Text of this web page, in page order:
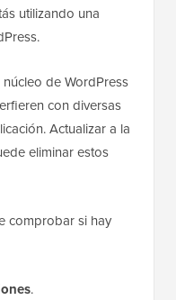
utilizando una
de WordPress
con diversas
Actualizar a la
eliminar estos
comprobar si hay
.